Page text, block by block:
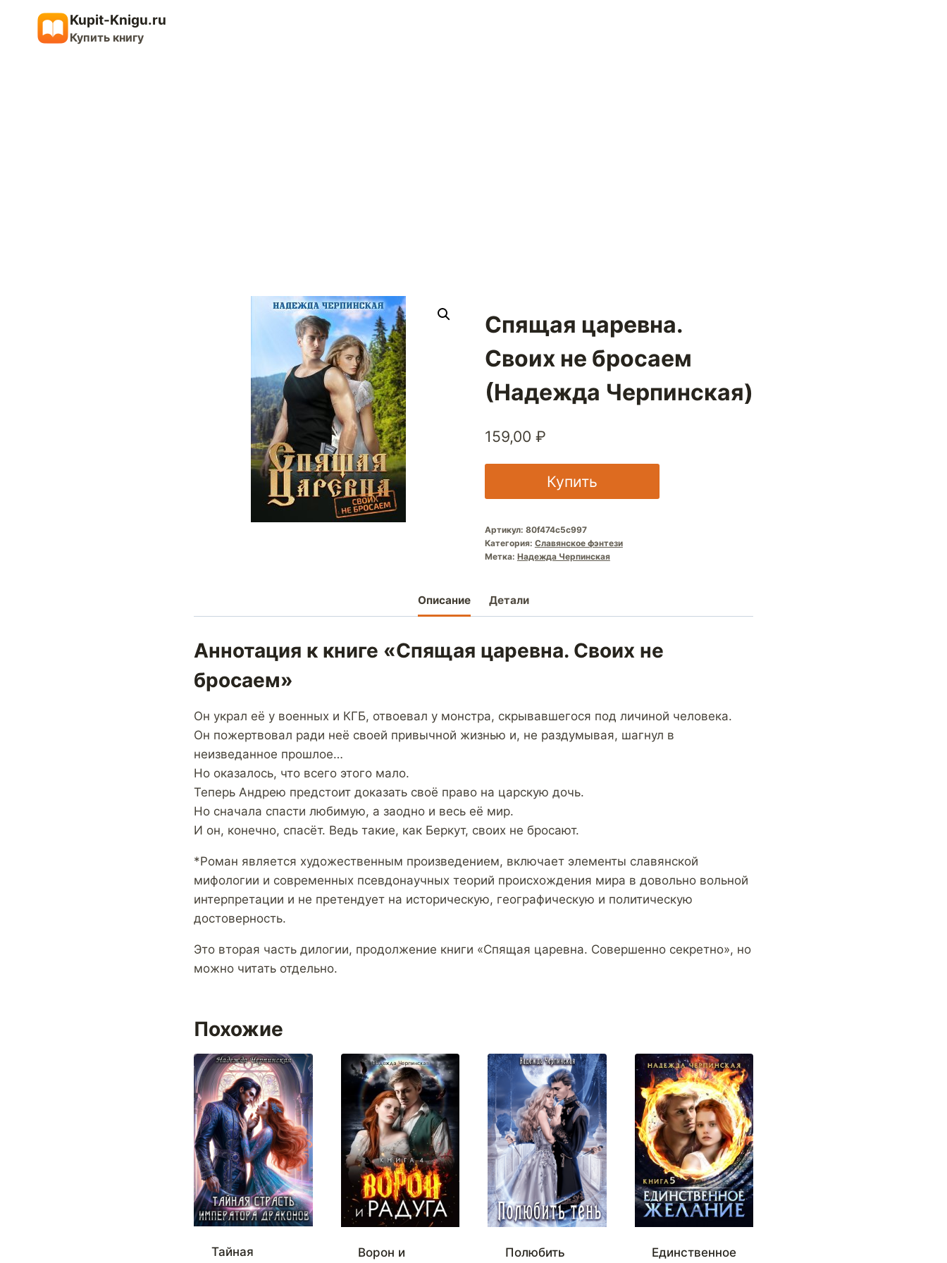
содержимому
Kupit-Knigu.ru
Купить книгу
Спящая царевна.
Своих не бросаем
(Надежда Черпинская)
159,00 ₽
Купить
Артикул: 80f474c5c997
Категория: Славянское фэнтези
Метка: Надежда Черпинская
Описание Детали
Аннотация к книге «Спящая царевна. Своих не
бросаем»
Он украл её у военных и КГБ, отвоевал у монстра, скрывавшегося под личиной человека.
Он пожертвовал ради неё своей привычной жизнью и, не раздумывая, шагнул в
неизведанное прошлое…
Но оказалось, что всего этого мало.
Теперь Андрею предстоит доказать своё право на царскую дочь.
Но сначала спасти любимую, а заодно и весь её мир.
И он, конечно, спасёт. Ведь такие, как Беркут, своих не бросают.
*Роман является художественным произведением, включает элементы славянской
мифологии и современных псевдонаучных теорий происхождения мира в довольно вольной
интерпретации и не претендует на историческую, географическую и политическую
достоверность.
Это вторая часть дилогии, продолжение книги «Спящая царевна. Совершенно секретно», но
можно читать отдельно.
Похожие
Тайная
Ворон и Полюбить Единственное